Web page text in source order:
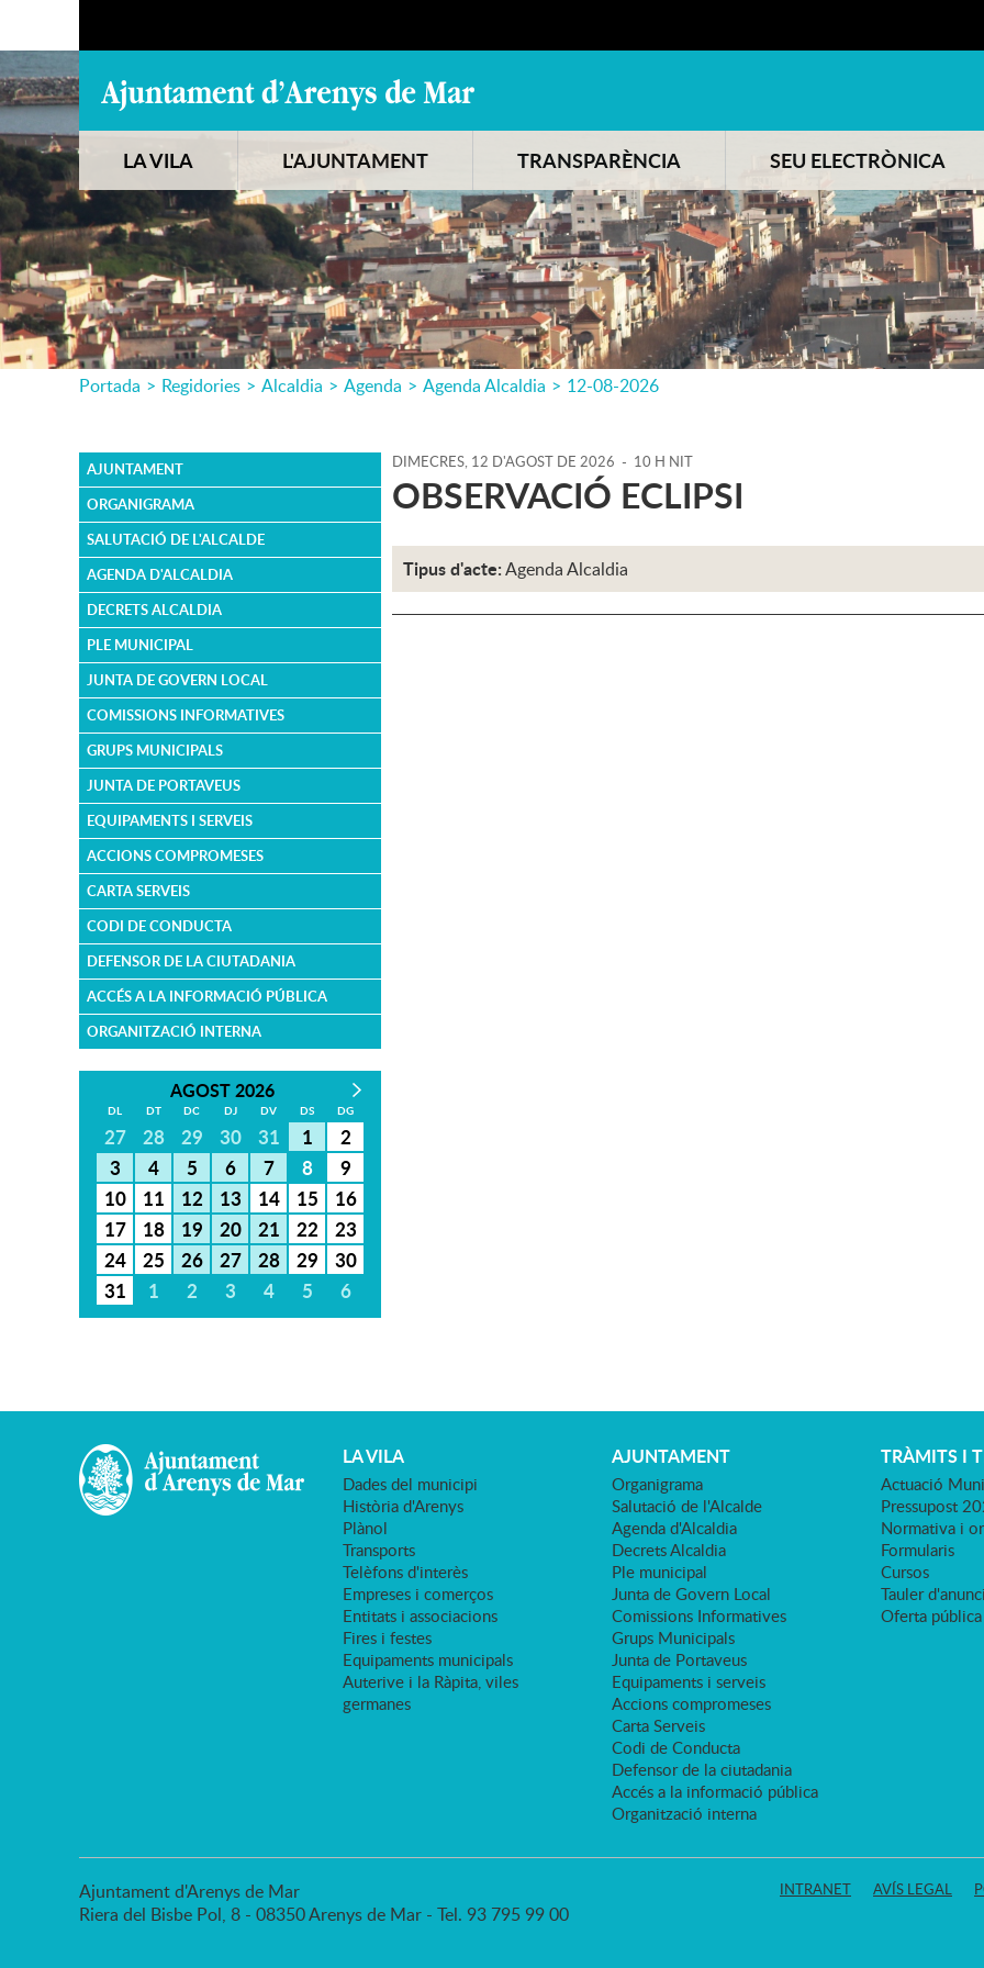
LA VILA L'AJUNTAMENT TRANSPARÈNCIA SEU ELECTRÒNICA
Portada > Regidories > Alcaldia > Agenda > Agenda Alcaldia > 12-08-2026
AJUNTAMENT
ORGANIGRAMA
SALUTACIÓ DE L'ALCALDE
AGENDA D'ALCALDIA
DECRETS ALCALDIA
PLE MUNICIPAL
JUNTA DE GOVERN LOCAL
COMISSIONS INFORMATIVES
GRUPS MUNICIPALS
JUNTA DE PORTAVEUS
EQUIPAMENTS I SERVEIS
ACCIONS COMPROMESES
CARTA SERVEIS
CODI DE CONDUCTA
DEFENSOR DE LA CIUTADANIA
ACCÉS A LA INFORMACIÓ PÚBLICA
ORGANITZACIÓ INTERNA
AGOST 2026
DL DT DC DJ DV DS DG
27 28 29 30 31 1
2
3
4 5 6 7 8
9
10
11 12 13 14 15
16
17
18 19 20 21 22
23
24
25 26 27 28 29
30
31
1 2 3 4 5 6
DIMECRES, 12 D'AGOST DE 2026 - 10 H NIT
OBSERVACIÓ ECLIPSI
Tipus d'acte:Agenda Alcaldia
LA VILA
Dades del municipi
Història d'Arenys
Plànol
Transports
Telèfons d'interès
Empreses i comerços
Entitats i associacions
Fires i festes
Equipaments municipals
Auterive i la Ràpita, viles
germanes
AJUNTAMENT
Organigrama
Salutació de l'Alcalde
Agenda d'Alcaldia
Decrets Alcaldia
Ple municipal
Junta de Govern Local
Comissions Informatives
Grups Municipals
Junta de Portaveus
Equipaments i serveis
Accions compromeses
Carta Serveis
Codi de Conducta
Defensor de la ciutadania
Accés a la informació pública
Organització interna
TRÀMITS I
Actuació
Pressupost
Normativa i
Formularis
Cursos
Tauler
Oferta
Ajuntament d'Arenys de Mar
Riera del Bisbe Pol, 8 - 08350 Arenys de Mar - Tel. 93 795 99 00
INTRANET AVÍS LEGAL